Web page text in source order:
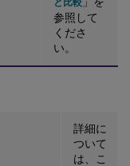
参照して
くださ
い。
詳細に
ついて
は、こ